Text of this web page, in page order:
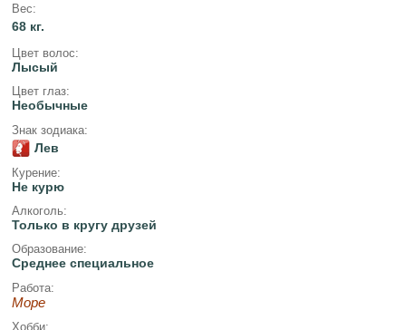
Вес:
68 кг.
Цвет волос:
Лысый
Цвет глаз:
Необычные
Знак зодиака:
Лев
Курение:
Не курю
Алкоголь:
Только в кругу друзей
Образование:
Среднее специальное
Работа:
Море
Хобби: